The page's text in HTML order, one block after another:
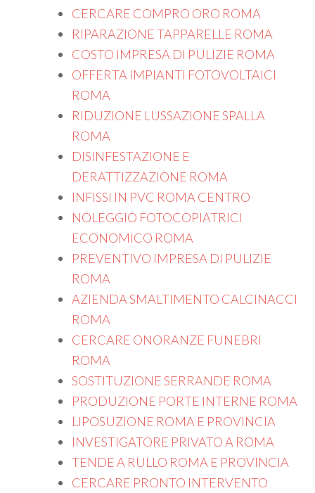
CERCARE COMPRO ORO ROMA
RIPARAZIONE TAPPARELLE ROMA
COSTO IMPRESA DI PULIZIE ROMA
OFFERTA IMPIANTI FOTOVOLTAICI
ROMA
RIDUZIONE LUSSAZIONE SPALLA
ROMA
DISINFESTAZIONE E
DERATTIZZAZIONE ROMA
INFISSI IN PVC ROMA CENTRO
NOLEGGIO FOTOCOPIATRICI
ECONOMICO ROMA
PREVENTIVO IMPRESA DI PULIZIE
ROMA
AZIENDA SMALTIMENTO CALCINACCI
ROMA
CERCARE ONORANZE FUNEBRI
ROMA
SOSTITUZIONE SERRANDE ROMA
PRODUZIONE PORTE INTERNE ROMA
LIPOSUZIONE ROMA E PROVINCIA
INVESTIGATORE PRIVATO A ROMA
TENDE A RULLO ROMA E PROVINCIA
CERCARE PRONTO INTERVENTO